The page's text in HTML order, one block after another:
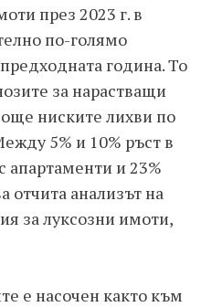
през 2023 г. в
по-голямо
година. То
за нарастващи
ниските лихви по
5% и 10% ръст в
апартаменти и 23%
отчита анализът на
за луксозни имоти,
е насочен както към